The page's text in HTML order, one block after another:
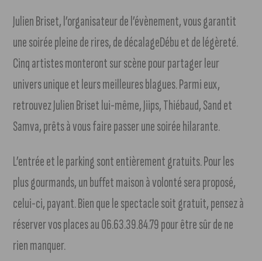
Julien Briset, l’organisateur de l’évènement, vous garantit
une soirée pleine de rires, de décalageDébu et de légèreté.
Cinq artistes monteront sur scène pour partager leur
univers unique et leurs meilleures blagues. Parmi eux,
retrouvez Julien Briset lui-même, Jiips, Thiébaud, Sand et
Samva, prêts à vous faire passer une soirée hilarante.
L’entrée et le parking sont entièrement gratuits. Pour les
plus gourmands, un buffet maison à volonté sera proposé,
celui-ci, payant. Bien que le spectacle soit gratuit, pensez à
réserver vos places au 06.63.39.84.79 pour être sûr de ne
rien manquer.